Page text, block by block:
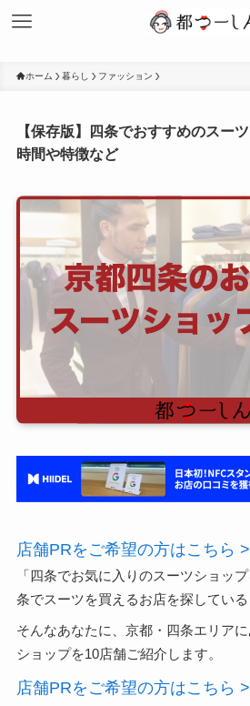
ホーム 暮らし ファッション
【保存版】四条でおすすめのスー
時間や特徴など
店舗PRをご希望の方はこちら
「四条でお気に入りのスーツショッ
条でスーツを買えるお店を探している
そんなあなたに、京都・四条エリア
ショップを10店舗ご紹介します。
店舗PRをご希望の方はこちら